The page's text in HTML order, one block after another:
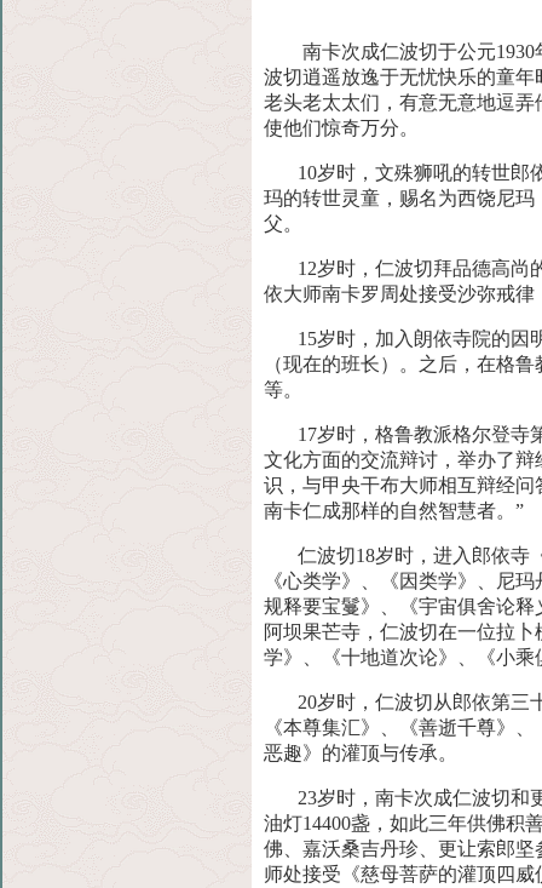
南卡次成仁波切于公元1930
波切逍遥放逸于无忧快乐的童年
老头老太太们，有意无意地逗
使他们惊奇万分。
10岁时，文殊狮吼的转世郎
玛的转世灵童，赐名为西饶尼玛
父。
12岁时，仁波切拜品德高尚
依大师南卡罗周处接受沙弥戒律
15岁时，加入朗依寺院的因
（现在的班长）。之后，在格鲁
等。
17岁时，格鲁教派格尔登寺
文化方面的交流辩讨，举办了辩
识，与甲央干布大师相互辩经
南卡仁成那样的自然智慧者。”
仁波切18岁时，进入郎依寺
《心类学》、《因类学》、尼玛
规释要宝鬘》、《宇宙俱舍论
阿坝果芒寺，仁波切在一位拉
学》、《十地道次论》、《小
20岁时，仁波切从郎依第三
《本尊集汇》、《善逝千尊》、
恶趣》的灌顶与传承。
23岁时，南卡次成仁波切和
油灯14400盏，如此三年供佛积
佛、嘉沃桑吉丹珍、更让索郎
师处接受《慈母菩萨的灌顶四